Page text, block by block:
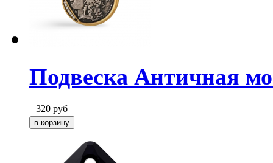
Подвеска Античная
320 руб